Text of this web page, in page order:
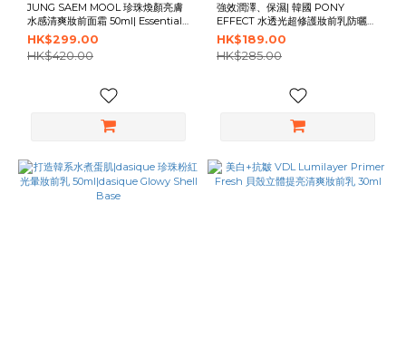
JUNG SAEM MOOL 珍珠煥顏亮膚
水感清爽妝前面霜 50ml| Essential
Mool Cream Light
HK$299.00
HK$420.00
強效潤澤、保濕| 韓國 PONY
EFFECT 水透光超修護妝前乳防曬底
霜 50g SPF 50+ PA++++|PONY
EFFECT Prime Protect Super
Moist Sun Base
HK$189.00
HK$285.00